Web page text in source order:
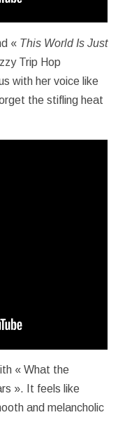
« This World Is Just
Trip Hop
with her voice like
the stifling heat
« What the
». It feels like
and melancholic